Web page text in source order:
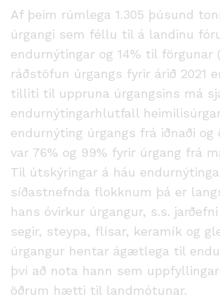
Af þeim rúmlega 1.305 þúsund
úrgangi sem féllu til á landinu
endurnýtingar og 14% til förgunar
ráðstöfun úrgangs fyrir árið 2021
tilliti til uppruna úrgangsins má
endurnýtingarhlutfall
endurnýting úrgangs frá iðnaði og
var 76% og 99% fyrir úrgang frá
Til útskýringar á háu
síðastnefnda flokknum þá er
hans óvirkur úrgangur, s.s.
segir, steypa, flísar, keramík og
úrgangur hentar ágætlega til
því að nota hann sem
öðrum hætti til landmótunar.